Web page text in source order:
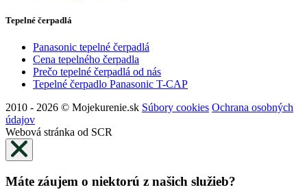
Tepelné čerpadlá
Panasonic tepelné čerpadlá
Cena tepelného čerpadla
Prečo tepelné čerpadlá od nás
Tepelné čerpadlo Panasonic T-CAP
2010 - 2026 © Mojekurenie.sk Súbory cookies Ochrana osobných
údajov
Webová stránka od SCR
Máte záujem o niektorú z našich služieb?